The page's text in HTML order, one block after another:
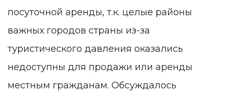
посуточной аренды, т.к. целые районы
важных городов страны из-за
туристического давления оказались
недоступны для продажи или аренды
местным гражданам. Обсуждалось